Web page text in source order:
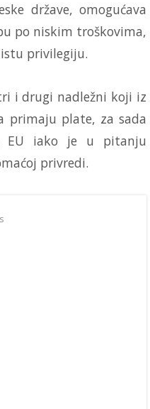
države, omogućava
po niskim troškovima,
privilegiju.
i drugi nadležni koji iz
primaju plate, za sada
EU iako je u pitanju
privredi.